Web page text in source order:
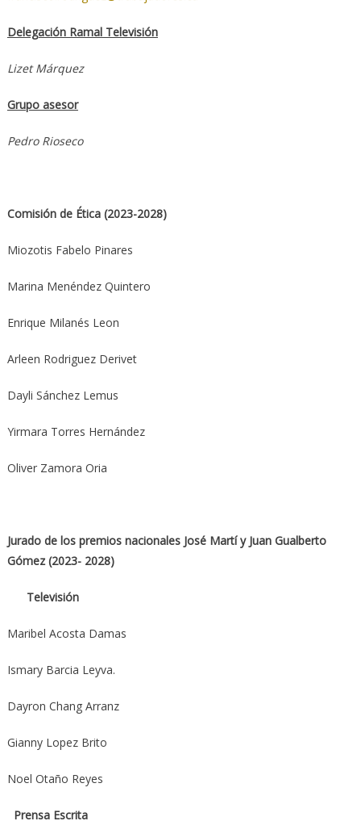
Delegación Ramal Televisión
Lizet Márquez
Grupo asesor
Pedro Rioseco
Comisión de Ética (2023-2028)
Miozotis Fabelo Pinares
Marina Menéndez Quintero
Enrique Milanés Leon
Arleen Rodriguez Derivet
Dayli Sánchez Lemus
Yirmara Torres Hernández
Oliver Zamora Oria
Jurado de los premios nacionales José Martí y Juan Gualberto
Gómez (2023- 2028)
Televisión
Maribel Acosta Damas
Ismary Barcia Leyva.
Dayron Chang Arranz
Gianny Lopez Brito
Noel Otaño Reyes
Prensa Escrita